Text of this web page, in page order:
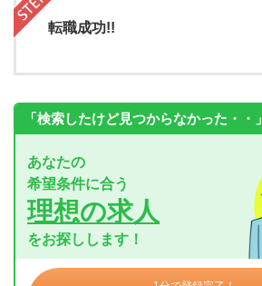
転職成功!!
「検索したけど見つからなかった・・」
あなたの
希望条件に合う
理想の求人
をお探しします！